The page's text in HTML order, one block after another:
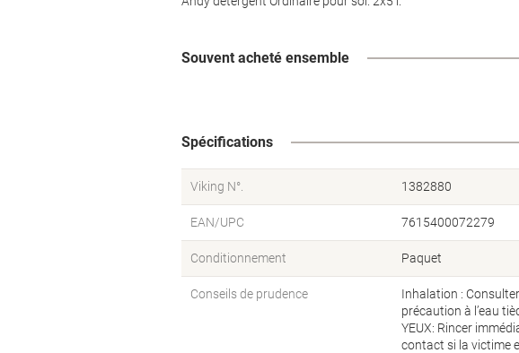
Souvent acheté ensemble
Spécifications
Viking N°. 1382880
EAN/UPC 7615400072279
Conditionnement Paquet
Conseils de prudence
Inhalation : Consulter
précaution à l’eau
YEUX: Rincer
contact si la victime